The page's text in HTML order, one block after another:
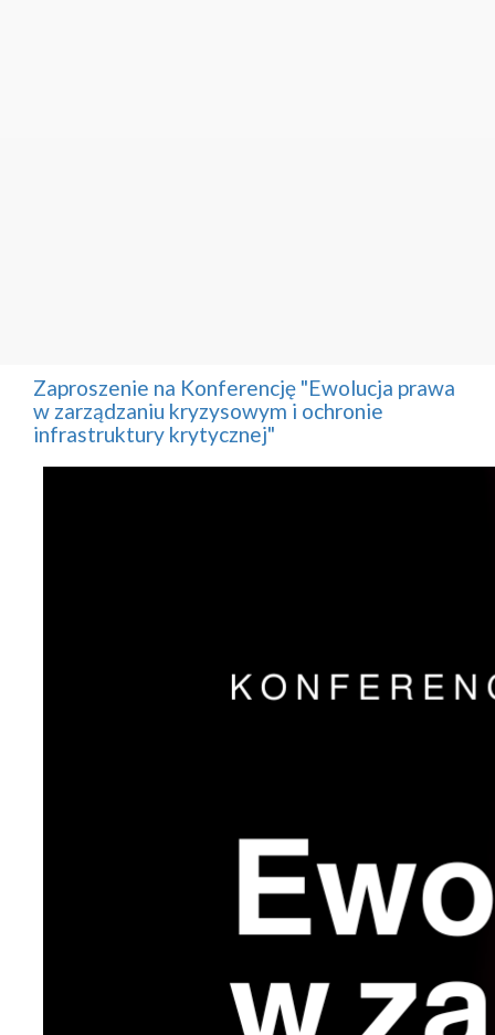
Zaproszenie na Konferencję "Ewolucja prawa
w zarządzaniu kryzysowym i ochronie
infrastruktury krytycznej"